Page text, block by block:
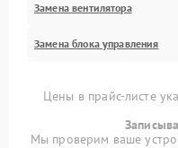
Замена вентилятора
Замена блока управления
Цены в прайс-листе
Мы проверим ваше